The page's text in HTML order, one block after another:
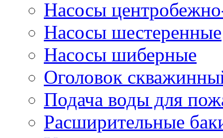
Насосы
Насосы шестеренные
Насосы шиберные
Оголовок
Подача воды для
Расширительные